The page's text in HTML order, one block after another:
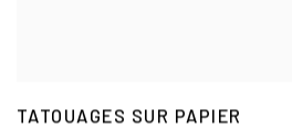
TATOUAGES SUR PAPIER